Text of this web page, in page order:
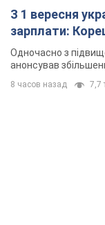
З 1 вересня
зарплати:
Одночасно з
анонсував
8 часов назад 7,7